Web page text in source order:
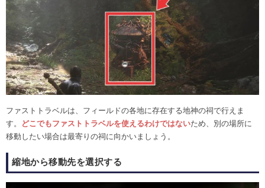
ファストトラベルは、フィールドの各地に存在する地神の祠で行えま
す。
どこでもファストトラベルを使えるわけではないため、別の場所に
移動したい場合は最寄りの祠に向かいましょう。
縮地から移動先を選択する